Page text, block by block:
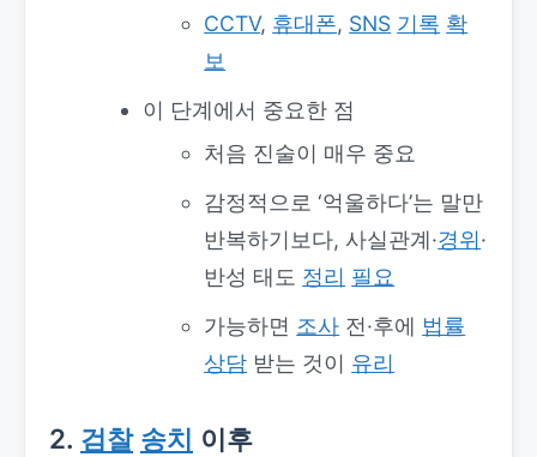
CCTV, 휴대폰, SNS 기록 확
보
이 단계에서 중요한 점
처음 진술이 매우 중요
감정적으로 ‘억울하다’는 말만
반복하기보다, 사실관계·경위·
반성 태도 정리 필요
가능하면 조사 전·후에 법률
상담 받는 것이 유리
2. 검찰 송치 이후